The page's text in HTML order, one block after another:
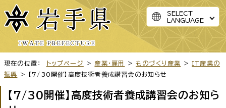
SELECT
LANGUAGE
現在の位置： トップページ > 産業・雇用 > ものづくり産業 >IT産業の
振興
> 【7/30開催】高度技術者養成講習会のお知らせ
【7/30開催】高度技術者養成講習会のお知ら